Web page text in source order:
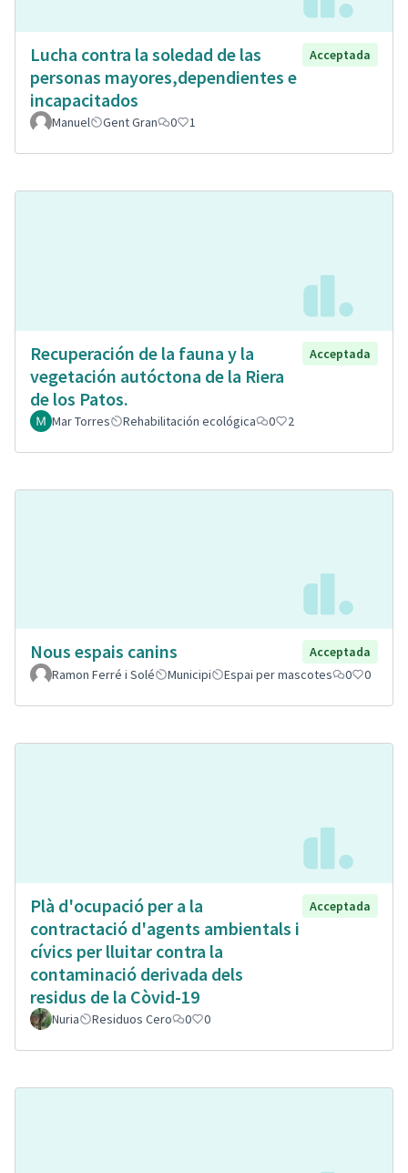
Lucha contra la soledad de las
personas mayores,dependientes e
incapacitados
Acceptada
Manuel Gent Gran 0 1
Recuperación de la fauna y la
vegetación autóctona de la Riera
de los Patos.
Acceptada
Mar Torres Rehabilitación ecológica 0 2
Nous espais canins
Acceptada
Ramon Ferré i Solé
Municipi Espai per mascotes 0 0
Plà d'ocupació per a la
contractació d'agents ambientals i
cívics per lluitar contra la
contaminació derivada dels
residus de la Còvid-19
Acceptada
Nuria Residuos Cero 0 0